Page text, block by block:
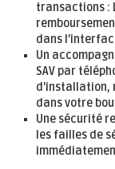
transactions :
dans
Un
SAV par
d'installation,
dans votre
Une sécurité
les failles de